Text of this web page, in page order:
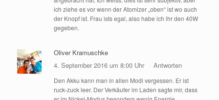
ich ziehe es vor wenn der Atomizer „oben“ ist wo auch
der Knopf ist. Frau ists egal, also habe ich ihr den 40W
gegeben.
Oliver Kramuschke
4. September 2016 um 8:00 Uhr
Antworten
Den Akku kann man in allen Modi vergessen. Er ist
ruck-zuck leer. Der Verkäufer im Laden sagte mir, dass